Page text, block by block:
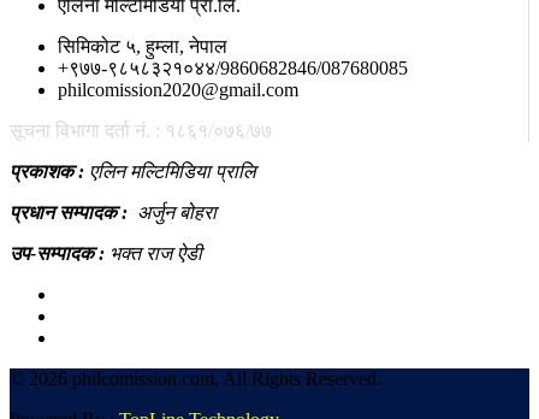
एलिना मल्टिमिडिया प्रा.लि.
सिमिकोट ५, हुम्ला, नेपाल
+९७७-९८५८३२१०४४/9860682846/087680085
philcomission2020@gmail.com
सूचना विभागा दर्ता नं. : १८६१/०७६/७७
प्रकाशक : एलिन मल्टिमिडिया प्रालि
प्रधान सम्पादक : अर्जुन बोहरा
उप-सम्पादक : भक्त राज ऐडी
© 2026 philcomission.com, All Rights Reserved.